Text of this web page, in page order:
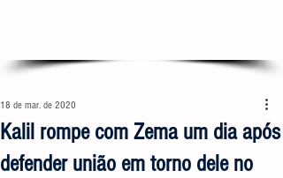
Kalil rompe com Zema um dia após
defender união em torno dele no
18 de mar. de 2020